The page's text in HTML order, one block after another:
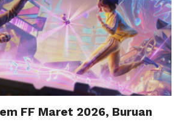
FF Maret 2026, Buruan